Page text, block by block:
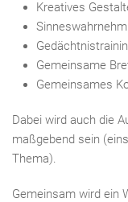
Kreatives
Gemeinsame
Gemeinsames
Dabei wird auch die
maßgebend sein
Thema).
Gemeinsam wird ein